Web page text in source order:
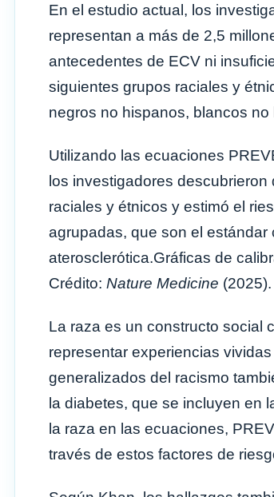
En el estudio actual, los
representan a más de 2,5
antecedentes de ECV ni
siguientes grupos raciales y
negros no hispanos, blancos
Utilizando las ecuaciones
los investigadores
raciales y étnicos y estimó el
agrupadas, que son el
aterosclerótica.Gráficas de
Crédito: Nature Medicine
La raza es un constructo social
representar experiencias
generalizados del racismo
la diabetes, que se incluyen en
la raza en las ecuaciones,
través de estos factores de